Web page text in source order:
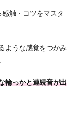
触・コツをマスタ
ような感覚をつかみ
輪っかと連続音が出